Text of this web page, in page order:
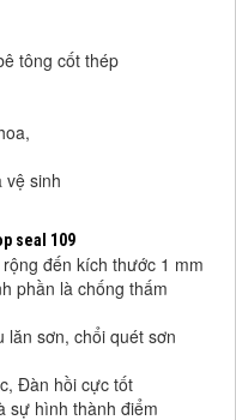
tông cốt thép
vệ sinh
seal 109
đến kích thước 1 mm
phần là chống thấm
lăn sơn, chổi quét sơn
Đàn hồi cực tốt
sự hình thành điểm